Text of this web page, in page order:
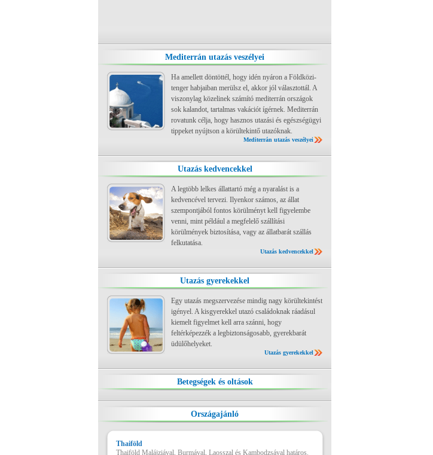
Mediterrán utazás veszélyei
Ha amellett döntöttél, hogy idén nyáron a Földközi-
tenger habjaiban merülsz el, akkor jól választottál. A
viszonylag közelinek számító mediterrán országok
sok kalandot, tartalmas vakációt ígérnek. Mediterrán
rovatunk célja, hogy hasznos utazási és egészségügyi
tippeket nyújtson a körültekintő utazóknak.
Mediterrán utazás veszélyei
Utazás kedvencekkel
A legtöbb lelkes állattartó még a nyaralást is a
kedvencével tervezi. Ilyenkor számos, az állat
szempontjából fontos körülményt kell figyelembe
venni, mint például a megfelelő szállítási
körülmények biztosítása, vagy az állatbarát szállás
felkutatása.
Utazás kedvencekkel
Utazás gyerekekkel
Egy utazás megszervezése mindig nagy körültekintést
igényel. A kisgyerekkel utazó családoknak ráadásul
kiemelt figyelmet kell arra szánni, hogy
feltérképezzék a legbiztonságosabb, gyerekbarát
üdülőhelyeket.
Utazás gyerekekkel
Betegségek és oltások
Országajánló
Thaiföld
Thaiföld Malájziával, Burmával, Laosszal és Kambodzsával határos.